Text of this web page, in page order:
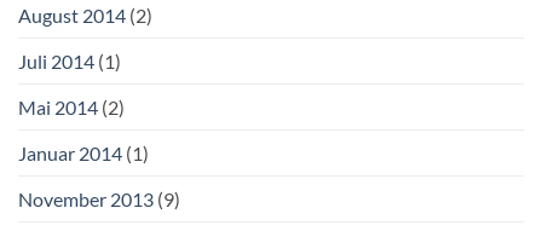
August 2014 (2)
Juli 2014 (1)
Mai 2014 (2)
Januar 2014 (1)
November 2013 (9)